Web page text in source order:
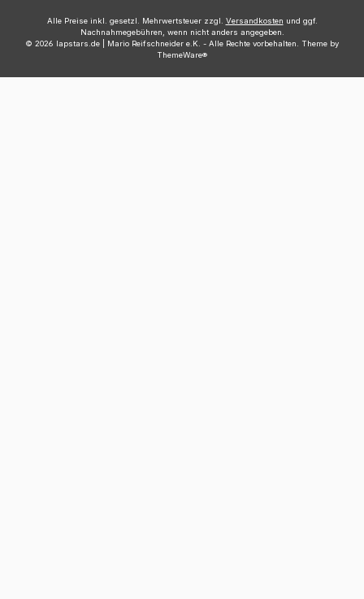
Alle Preise inkl. gesetzl. Mehrwertsteuer zzgl. Versandkosten und ggf.
Nachnahmegebühren, wenn nicht anders angegeben.
© 2026 lapstars.de | Mario Reifschneider e.K. - Alle Rechte vorbehalten. Theme by
ThemeWare®